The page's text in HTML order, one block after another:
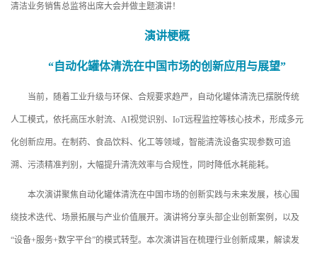
清洁业务销售总监将出席大会并做主题演讲！
演讲梗概
“自动化罐体清洗在中国市场的创新应用与展望”
当前，随着工业升级与环保、合规要求趋严，自动化罐体清洗已摆脱传统
人工模式，依托高压水射流、AI视觉识别、IoT远程监控等核心技术，形成多元
化创新应用。在制药、食品饮料、化工等领域，智能清洗设备实现参数可追
溯、污渍精准判别，大幅提升清洗效率与合规性，同时降低水耗能耗。
本次演讲聚焦自动化罐体清洗在中国市场的创新实践与未来发展，核心围
绕技术迭代、场景拓展与产业价值展开。演讲将分享头部企业创新案例，以及
“设备+服务+数字平台”的模式转型。本次演讲旨在梳理行业创新成果，解读发